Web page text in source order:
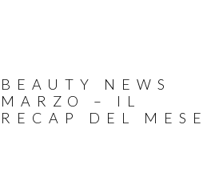
BEAUTY NEWS
MARZO – IL
RECAP DEL MESE